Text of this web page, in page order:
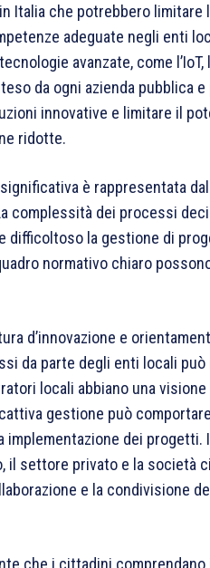
Italia che potrebbero limitare
adeguate negli enti
avanzate, come
da ogni azienda pubblica
innovative e limitare il
ridotte.
significativa è rappresentata
complessità dei processi
difficoltoso la gestione di
normativo chiaro
d’innovazione e
da parte degli enti locali
locali abbiano una
gestione può
implementazione dei
il settore privato e la società
e la condivisione
che i cittadini